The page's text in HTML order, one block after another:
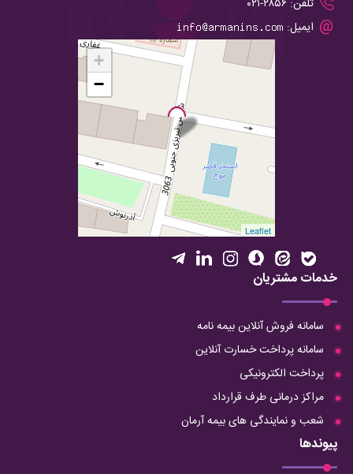
تلفن: ۲۸۵۶-۰۲۱
ایمیل:
+
−
Leaflet
خدمات مشتریان
سامانه فروش آنلاین بیمه نامه
سامانه پرداخت خسارت آنلاین
پرداخت الکترونیکی
مراکز درمانی طرف قرارداد
شعب و نمایندگی های بیمه آرمان
پیوندها